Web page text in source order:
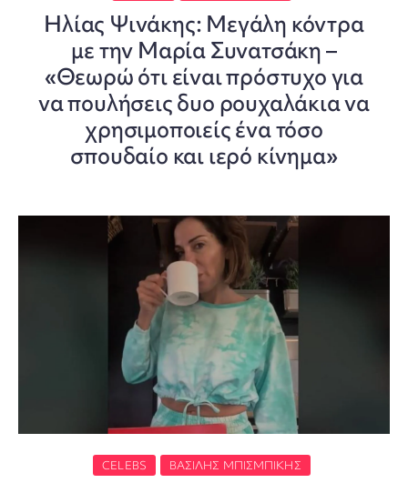
Ηλίας Ψινάκης: Μεγάλη κόντρα
με την Μαρία Συνατσάκη –
«Θεωρώ ότι είναι πρόστυχο για
να πουλήσεις δυο ρουχαλάκια να
χρησιμοποιείς ένα τόσο
σπουδαίο και ιερό κίνημα»
CELEBS ΒΑΣΊΛΗΣ ΜΠΙΣΜΠΊΚΗΣ